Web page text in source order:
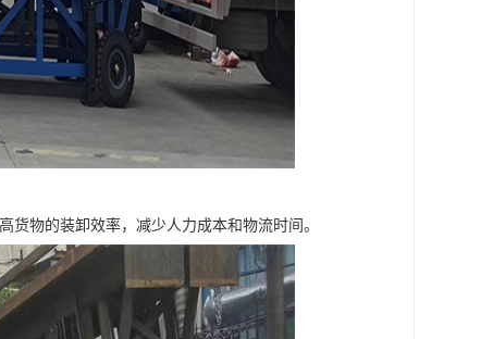
物的装卸效率，减少人力成本和物流时间。